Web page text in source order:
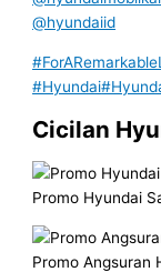
@hyundaiid
#Hyundai
Cicilan
Promo Hyundai
Promo Angsuran